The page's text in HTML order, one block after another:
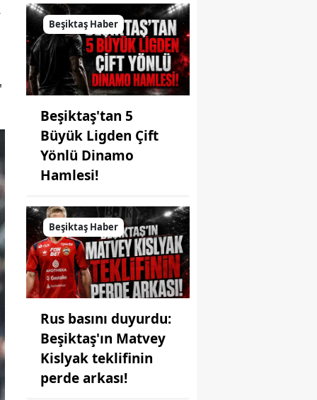
Beşiktaş Haber
Beşiktaş'tan 5
Büyük Ligden Çift
Yönlü Dinamo
Hamlesi!
Beşiktaş Haber
Rus basını duyurdu:
Beşiktaş'ın Matvey
Kislyak teklifinin
perde arkası!